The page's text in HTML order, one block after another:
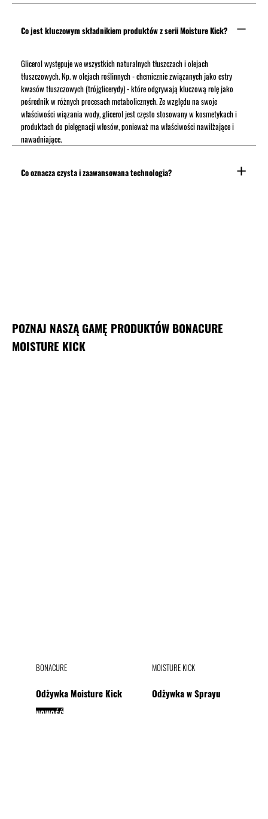
Co jest kluczowym składnikiem produktów z serii Moisture Kick?
Glicerol występuje we wszystkich naturalnych tłuszczach i olejach
tłuszczowych. Np. w olejach roślinnych - chemicznie związanych jako estry
kwasów tłuszczowych (trójglicerydy) - które odgrywają kluczową rolę jako
pośrednik w różnych procesach metabolicznych. Ze względu na swoje
właściwości wiązania wody, glicerol jest często stosowany w kosmetykach i
produktach do pielęgnacji włosów, ponieważ ma właściwości nawilżające i
nawadniające.
Co oznacza czysta i zaawansowana technologia?
POZNAJ NASZĄ GAMĘ PRODUKTÓW BONACURE
MOISTURE KICK
BONACURE
Odżywka Moisture Kick
NOWOŚĆ
MOISTURE KICK
Odżywka w Sprayu